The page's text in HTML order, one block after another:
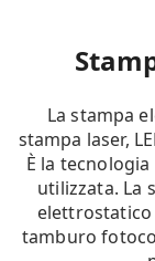
La stampa
stampa laser,
È la
utilizzata. La
tamburo